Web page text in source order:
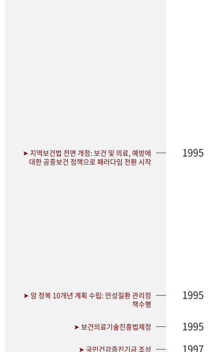
➤ 지역보건법 전면 개정: 보건 및 의료, 예방에
대한 공중보건 정책으로 패러다임 전환 시작
1995
➤ 암 정복 10개년 계획 수립: 만성질환 관리정
책수행
1995
➤ 보건의료기술진흥법제정 1995
➤ 국민건강증진기금 조성 1997